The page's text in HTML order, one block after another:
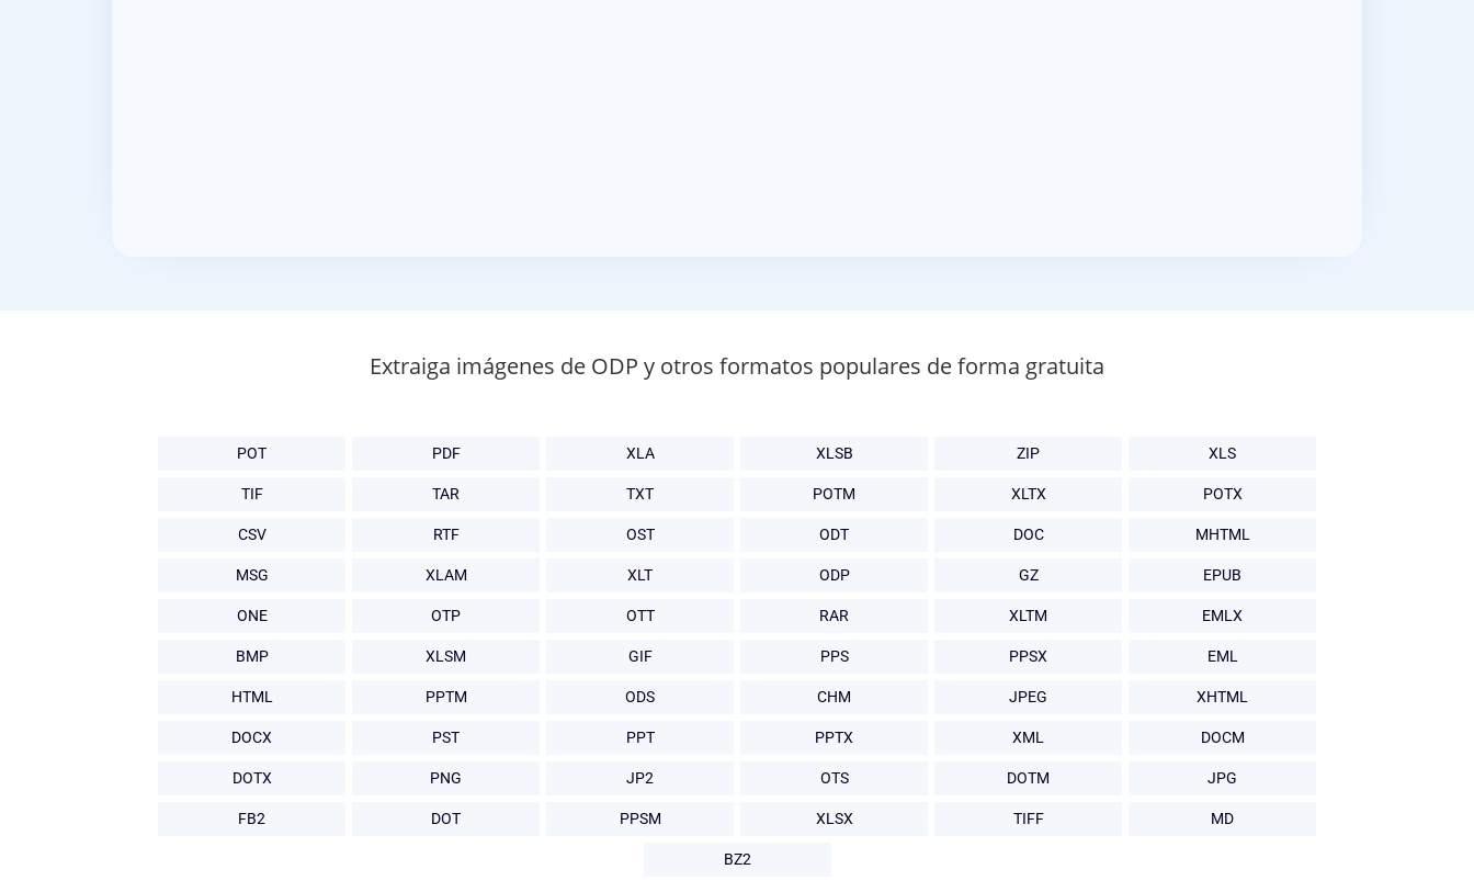
Extraiga imágenes de ODP y otros formatos populares de forma gratuita
POT PDF XLA XLSB ZIP XLS
TIF TAR TXT POTM XLTX POTX
CSV RTF OST ODT DOC MHTML
MSG XLAM XLT ODP GZ EPUB
ONE OTP OTT RAR XLTM EMLX
BMP XLSM GIF PPS PPSX EML
HTML PPTM ODS CHM JPEG XHTML
DOCX PST PPT PPTX XML DOCM
DOTX PNG JP2 OTS DOTM JPG
FB2 DOT PPSM XLSX TIFF MD
BZ2